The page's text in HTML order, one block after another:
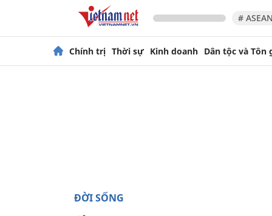
#
Chính trị Thời sự Kinh doanh Dân tộc và Tôn
ĐỜI SỐNG